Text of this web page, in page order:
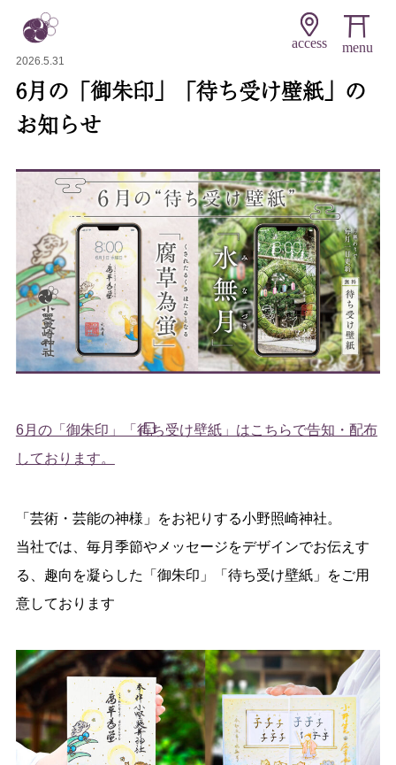
access
2026.5.31
6月の「御朱印」「待ち受け壁紙」の
お知らせ
6月の「御朱印」「待ち受け壁紙」はこちらで告知・配布
しております。
「芸術・芸能の神様」をお祀りする小野照崎神社。
当社では、毎月季節やメッセージをデザインでお伝えす
る、趣向を凝らした「御朱印」「待ち受け壁紙」をご用
意しております